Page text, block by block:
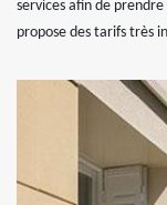
services afin de
propose des tarifs très